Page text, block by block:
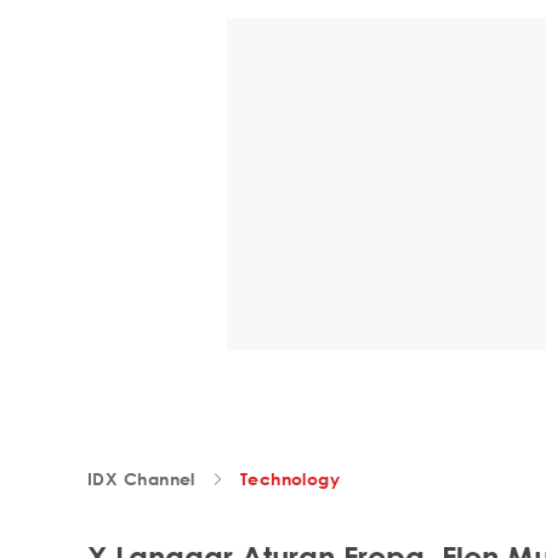
IDX Channel Technology